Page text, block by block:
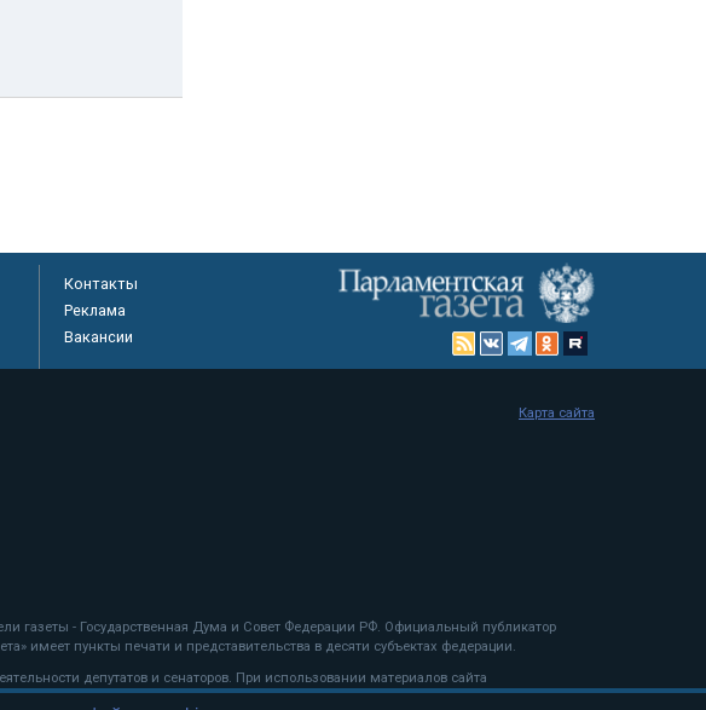
Контакты
Реклама
Вакансии
газеты - Государственная Дума и Совет Федерации РФ. Официальный публикатор
имеет пункты печати и представительства в десяти субъектах федерации.
депутатов и сенаторов. При использовании материалов сайта
Карта сайта